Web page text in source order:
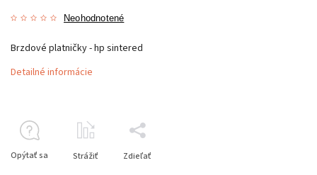
Neohodnotené
Brzdové platničky - hp sintered
Detailné informácie
Opýtať sa Strážiť Zdieľať